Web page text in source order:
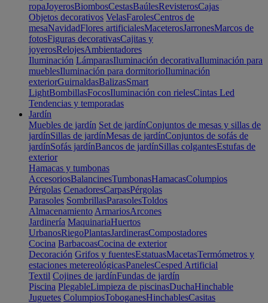
ropaJoyerosBiombosCestasBaúlesRevisterosCajas
Objetos decorativos VelasFarolesCentros de
mesaNavidadFlores artificialesMaceterosJarronesMarcos de
fotosFiguras decorativasCajitas y
joyerosRelojesAmbientadores
Iluminación LámparasIluminación decorativaIluminación para
mueblesIluminación para dormitorioIluminación
exteriorGuirnaldasBalizasSmart
LightBombillasFocosIluminación con rielesCintas Led
Tendencias y temporadas
Jardín
Muebles de jardín Set de jardínConjuntos de mesas y sillas de
jardínSillas de jardínMesas de jardínConjuntos de sofás de
jardínSofás jardínBancos de jardínSillas colgantesEstufas de
exterior
Hamacas y tumbonas
AccesoriosBalancinesTumbonasHamacasColumpios
Pérgolas CenadoresCarpasPérgolas
Parasoles SombrillasParasolesToldos
Almacenamiento ArmariosArcones
Jardinería MaquinariaHuertos
UrbanosRiegoPlantasJardinerasCompostadores
Cocina BarbacoasCocina de exterior
Decoración Grifos y fuentesEstatuasMacetasTermómetros y
estaciones metereológicasPanelesCesped Artificial
Textil Cojines de jardínFundas de jardín
Piscina PlegableLimpieza de piscinasDuchaHinchable
Juguetes ColumpiosToboganesHinchablesCasitas